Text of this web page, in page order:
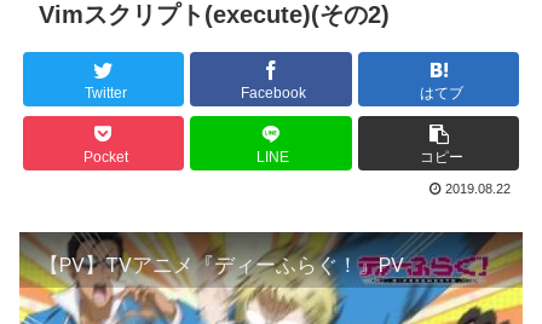
Vimスクリプト(execute)(その2)
Twitter Facebook はてブ
Pocket LINE コピー
2019.08.22
【PV】TVアニメ『ディーふらぐ！』PV